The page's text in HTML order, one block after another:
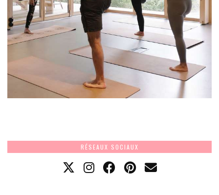
RÉSEAUX SOCIAUX